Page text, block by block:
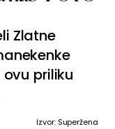
Zlatne
priliku
Izvor: Superžena